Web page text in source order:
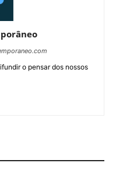
o pensar dos nossos